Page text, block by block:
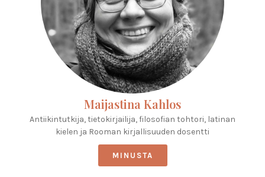
Maijastina Kahlos
Antiikintutkija, tietokirjailija, filosofian tohtori, latinan
kielen ja Rooman kirjallisuuden dosentti
MINUSTA